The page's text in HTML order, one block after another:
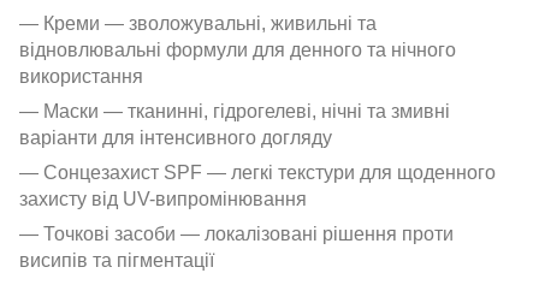
— Креми — зволожувальні, живильні та
відновлювальні формули для денного та нічного
використання
— Маски — тканинні, гідрогелеві, нічні та змивні
варіанти для інтенсивного догляду
— Сонцезахист SPF — легкі текстури для щоденного
захисту від UV-випромінювання
— Точкові засоби — локалізовані рішення проти
висипів та пігментації